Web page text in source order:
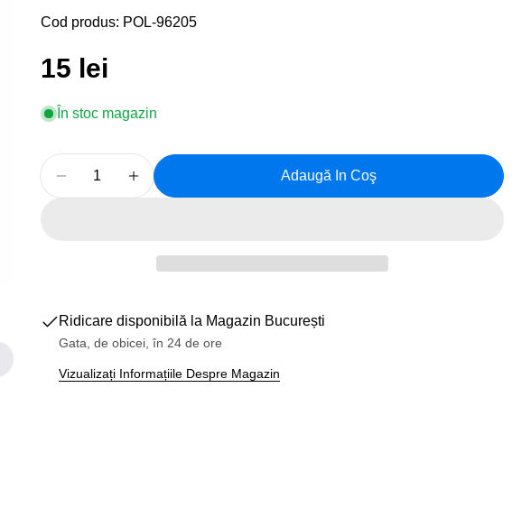
Deschideți media 1 în mod modal
Cod produs: POL-96205
Preț
obișnuit
15 lei
În stoc magazin
Reduceți Cantitatea Pentru Bidon Bicicleta Polisport S600ml
Creșteți Cantitatea Pentru Bidon Bicicleta Polisport
Adaugă In Coş
Ridicare disponibilă la Magazin București
Gata, de obicei, în 24 de ore
Vizualizați Informațiile Despre Magazin